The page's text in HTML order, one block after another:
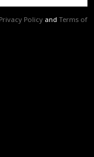
Privacy Policy and Terms of